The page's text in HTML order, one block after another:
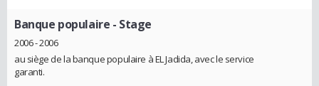
Banque populaire - Stage
2006 - 2006
au siège de la banque populaire à EL Jadida, avec le service
garanti.